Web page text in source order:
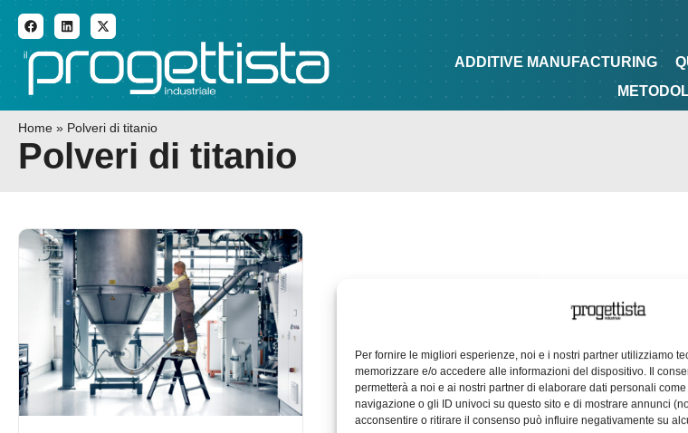
Per fornire le migliori esperienze, noi e i nostri partner utilizziamo
memorizzare e/o accedere alle informazioni del dispositivo. Il
permetterà a noi e ai nostri partner di elaborare dati personali
navigazione o gli ID univoci su questo sito e di mostrare annunci
acconsentire o ritirare il consenso può influire negativamente su
ADDITIVE MANUFACTURING QUADERNI DI PROGETTAZIONE
ADDITIVE MANUFACTURING
Home » Polveri di titanio
Polveri di titanio